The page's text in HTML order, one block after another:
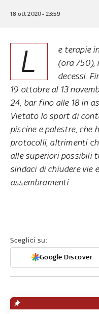
18 ott 2020 - 23:59
L
e terapie
(ora 750),
decessi.
19 ottobre al 13
24, bar fino alle 18 in
Vietato lo sport di
piscine e palestre, che
protocolli, altrimenti
alle superiori possibili
sindaci di chiudere vie
assembramenti
Sceglici su:
Google Discover